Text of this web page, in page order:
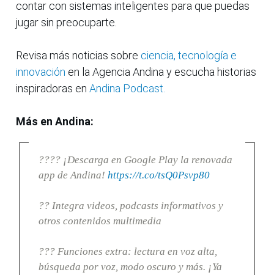
contar con sistemas inteligentes para que puedas
jugar sin preocuparte.
Revisa más noticias sobre ciencia, tecnología e
innovación en la Agencia Andina y escucha historias
inspiradoras en Andina Podcast.
Más en Andina:
???? ¡Descarga en Google Play la renovada
app de Andina! https://t.co/tsQ0Psvp80
?? Integra videos, podcasts informativos y
otros contenidos multimedia
??? Funciones extra: lectura en voz alta,
búsqueda por voz, modo oscuro y más. ¡Ya